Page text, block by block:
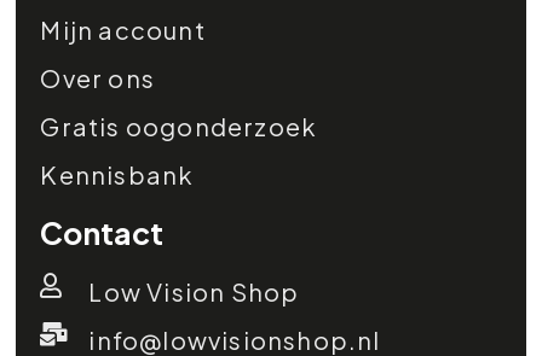
Mijn account
Over ons
Gratis oogonderzoek
Kennisbank
Contact
Low Vision Shop
info@lowvisionshop.nl